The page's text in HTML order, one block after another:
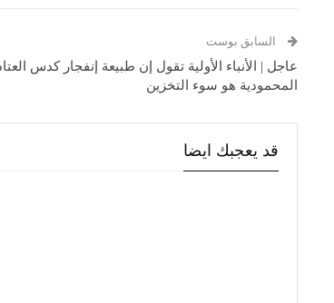
السابق بوست
عاجل | الأنباء الأولية تقول إن طبيعة إنفجار كدس
المحمودية هو سوء التخزين
قد يعجبك ايضا